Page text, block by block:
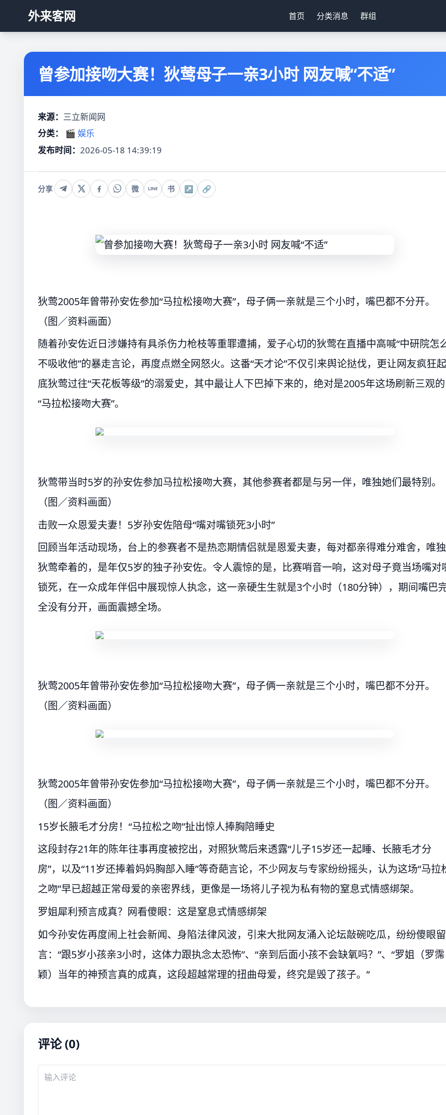
外来客网 首页 分类消息 群组
曾参加接吻大赛！狄莺母子一亲3小时 网友喊“不适”
来源： 三立新闻网
分类：
🎬 娱乐
发布时间： 2026-05-18 14:39:19
分享 微 LINE 书 ↗ 🔗
狄莺2005年曾带孙安佐参加“马拉松接吻大赛”，母子俩一亲就是三个小时，嘴巴都不分开。
（图／资料画面）
随着孙安佐近日涉嫌持有具杀伤力枪枝等重罪遭捕，爱子心切的狄莺在直播中高喊“中研院怎
不吸收他”的暴走言论，再度点燃全网怒火。这番“天才论”不仅引来舆论挞伐，更让网友疯狂起
底狄莺过往“天花板等级”的溺爱史，其中最让人下巴掉下来的，绝对是2005年这场刷新三观的
“马拉松接吻大赛”。
狄莺带当时5岁的孙安佐参加马拉松接吻大赛，其他参赛者都是与另一伴，唯独她们最特别。
（图／资料画面）
击败一众恩爱夫妻！5岁孙安佐陪母“嘴对嘴锁死3小时”
回顾当年活动现场，台上的参赛者不是热恋期情侣就是恩爱夫妻，每对都亲得难分难舍，唯独
狄莺牵着的，是年仅5岁的独子孙安佐。令人震惊的是，比赛哨音一响，这对母子竟当场嘴对
锁死，在一众成年伴侣中展现惊人执念，这一亲硬生生就是3个小时（180分钟），期间嘴巴
全没有分开，画面震撼全场。
狄莺2005年曾带孙安佐参加“马拉松接吻大赛”，母子俩一亲就是三个小时，嘴巴都不分开。
（图／资料画面）
狄莺2005年曾带孙安佐参加“马拉松接吻大赛”，母子俩一亲就是三个小时，嘴巴都不分开。
（图／资料画面）
15岁长腋毛才分房！“马拉松之吻”扯出惊人捧胸陪睡史
这段封存21年的陈年往事再度被挖出，对照狄莺后来透露“儿子15岁还一起睡、长腋毛才分
房”，以及“11岁还捧着妈妈胸部入睡”等奇葩言论，不少网友与专家纷纷摇头，认为这场“马拉
之吻”早已超越正常母爱的亲密界线，更像是一场将儿子视为私有物的窒息式情感绑架。
罗姐犀利预言成真？网看傻眼：这是窒息式情感绑架
如今孙安佐再度闹上社会新闻、身陷法律风波，引来大批网友涌入论坛敲碗吃瓜，纷纷傻眼留
言：“跟5岁小孩亲3小时，这体力跟执念太恐怖”、“亲到后面小孩不会缺氧吗？”、“罗姐（罗霈
颖）当年的神预言真的成真，这段超越常理的扭曲母爱，终究是毁了孩子。”
评论 (0)